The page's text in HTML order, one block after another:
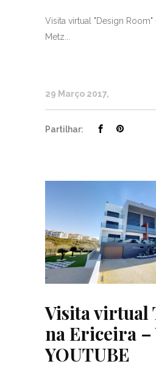
Visita virtual "Design
Metz...
29 Março 2017
Partilhar:
Visita virtual
na Ericeira –
YOUTUBE